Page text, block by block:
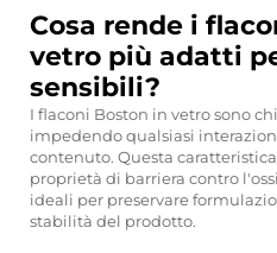
Cosa rende i
vetro più adatti
sensibili?
I flaconi Boston in vetro sono
impedendo qualsiasi
contenuto. Questa
proprietà di barriera contro
ideali per preservare
stabilità del prodotto.